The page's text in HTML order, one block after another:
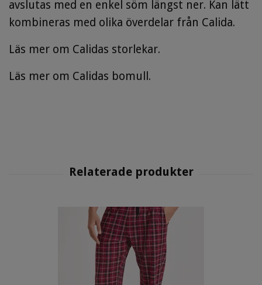
avslutas med en enkel söm längst ner. Kan lätt
kombineras med olika överdelar från Calida.
Läs mer om Calidas storlekar.
Läs mer om Calidas bomull.